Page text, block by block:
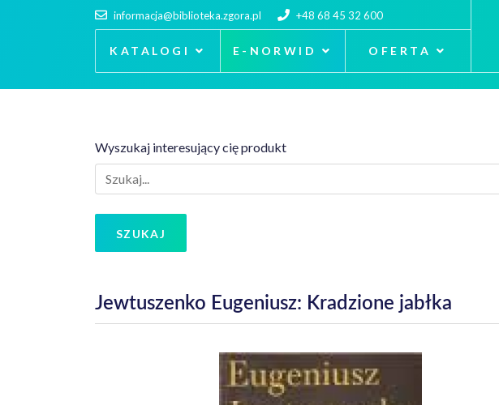
informacja@biblioteka.zgora.pl +48 68 45 32 600
KATALOGI E-NORWID OFERTA
Wyszukaj interesujący cię produkt
SZUKAJ
Jewtuszenko Eugeniusz: Kradzione jabłka